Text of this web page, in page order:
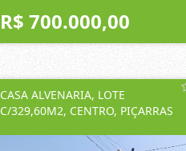
R$ 700.000,00
CASA ALVENARIA, LOTE
C/329,60M2, CENTRO, PIÇARRAS